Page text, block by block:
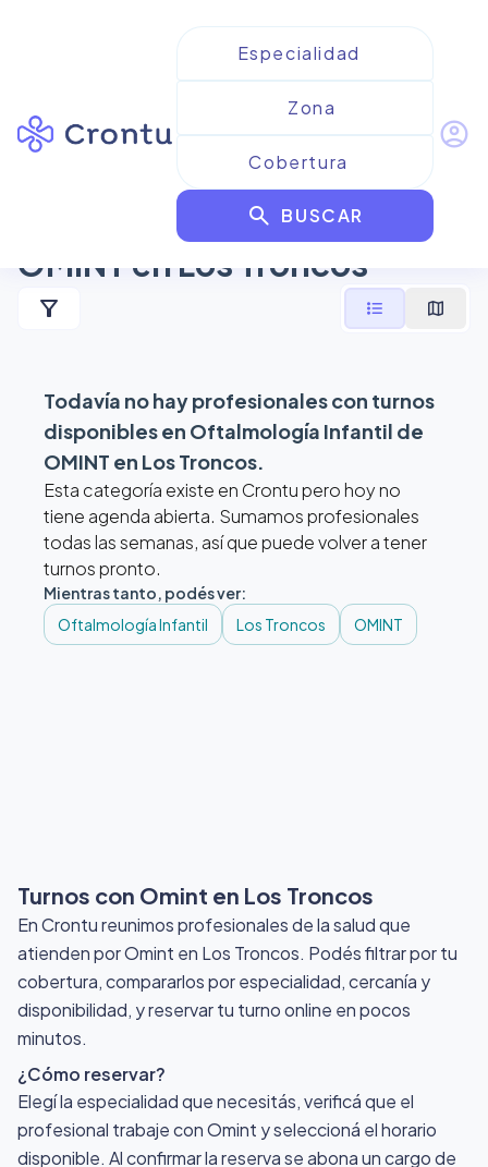
search BUSCAR
account_circle
Resultados para
Oftalmología Infantil de
OMINT en Los Troncos
filter_alt format_list_bulleted map
Todavía no hay profesionales con turnos
disponibles en Oftalmología Infantil de
OMINT en Los Troncos.
Esta categoría existe en Crontu pero hoy no
tiene agenda abierta. Sumamos profesionales
todas las semanas, así que puede volver a tener
turnos pronto.
Mientras tanto, podés ver:
Oftalmología Infantil
Los Troncos OMINT
Turnos con Omint en Los Troncos
En Crontu reunimos profesionales de la salud que
atienden por Omint en Los Troncos. Podés filtrar por tu
cobertura, compararlos por especialidad, cercanía y
disponibilidad, y reservar tu turno online en pocos
minutos.
¿Cómo reservar?
Elegí la especialidad que necesitás, verificá que el
profesional trabaje con Omint y seleccioná el horario
disponible. Al confirmar la reserva se abona un cargo de